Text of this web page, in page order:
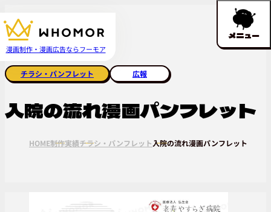
漫画制作・漫画広告ならフーモア
メニュー
チラシ・パンフレット 広報
入院の流れ漫画パンフレット
HOME制作実績チラシ・パンフレット 入院の流れ漫画パンフレット